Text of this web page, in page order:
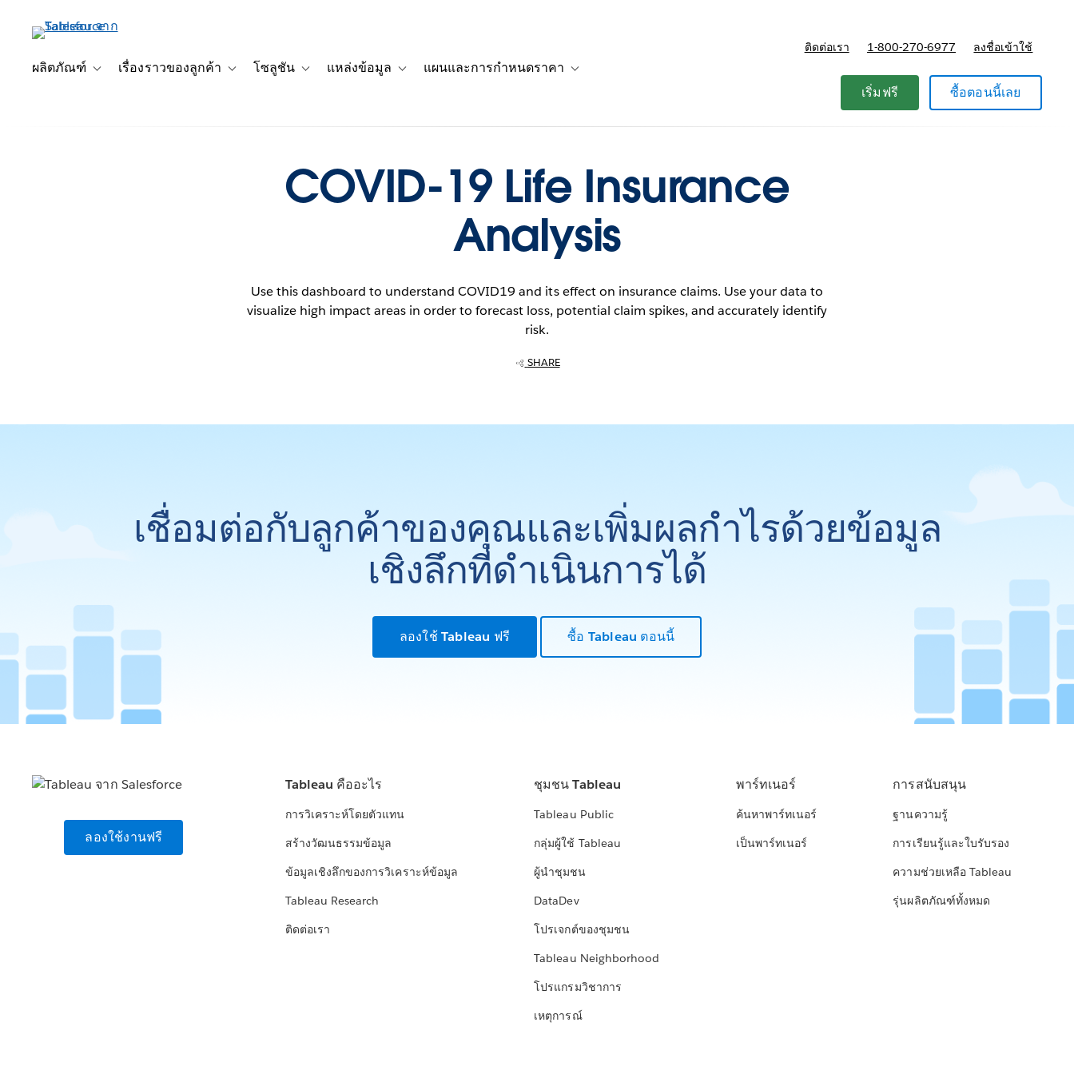
เนื้อหาผลิตภัณฑ์
Toggle sub-navigation for ผลิตภัณฑ์
เรื่องราวของลูกค้า
Toggle sub-navigation for เรื่องราวของลูกค้า
โซลูชัน
Toggle sub-navigation for โซลูชัน
แหล่งข้อมูล แผนและการกำหนดราคา
ติดต่อเรา 1-800-270-6977 ลงชื่อเข้าใช้
เริ่มฟรี ซื้อตอนนี้เลย
COVID-19 Life Insurance
Analysis
Use this dashboard to understand COVID19 and its effect on insurance claims. Use your data to
visualize high impact areas in order to forecast loss, potential claim spikes, and accurately identify
risk.
SHARE
เชื่อมต่อกับลูกค้าของคุณและเพิ่มผลกำไรด้วยข้อมูล
เชิงลึกที่ดำเนินการได้
ลองใช้ Tableau ฟรี ซื้อ Tableau ตอนนี้
ลองใช้งานฟรี
Tableau คืออะไร
การวิเคราะห์โดยตัวแทน
สร้างวัฒนธรรมข้อมูล
ข้อมูลเชิงลึกของการวิเคราะห์ข้อมูล
Tableau Research
ติดต่อเรา
ชุมชน Tableau
Tableau Public
กลุ่มผู้ใช้ Tableau
ผู้นำชุมชน
DataDev
โปรเจกต์ของชุมชน
Tableau Neighborhood
โปรแกรมวิชาการ
เหตุการณ์
พาร์ทเนอร์
ค้นหาพาร์ทเนอร์
เป็นพาร์ทเนอร์
การสนับสนุน
ฐานความรู้
การเรียนรู้และใบรับรอง
ความช่วยเหลือ Tableau
รุ่นผลิตภัณฑ์ทั้งหมด